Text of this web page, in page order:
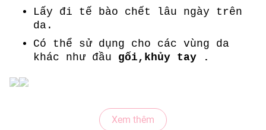
Lấy đi tế bào chết lâu ngày trên
da.
Có thể sử dụng cho các vùng da
khác như đầu gối,khủy tay .
HƯỚNG DẪN SỬ DỤNG:
Xem thêm